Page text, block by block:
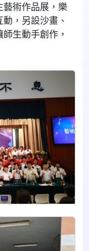
術作品展，樂
，另設沙畫、
生動手創作，